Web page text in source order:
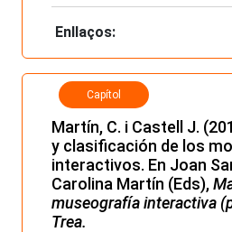
Enllaços:
Capítol
Martín, C. i Castell J.
y clasificación de los
interactivos. En Joan
Carolina Martín (Eds),
museografía interactiva
Trea.